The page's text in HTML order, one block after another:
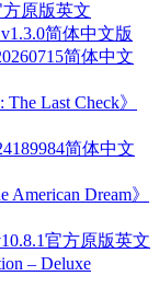
方原版英文
简体中文版
简体中文
Last Check》
简体中文
Dream》
官方原版英文
– Deluxe